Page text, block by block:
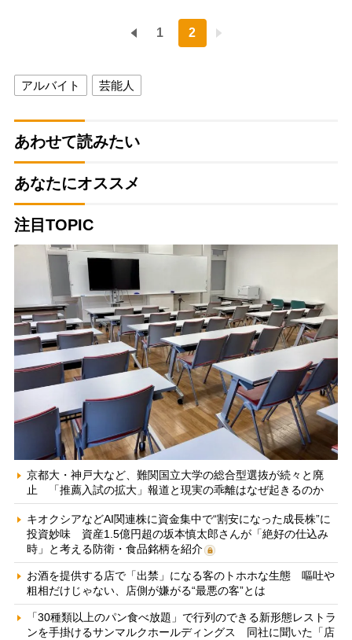
1 2
アルバイト 芸能人
あわせて読みたい
あなたにオススメ
注目TOPIC
京都大・神戸大など、難関国立大学の総合型選抜が続々と廃
止 「推薦入試の拡大」報道と現実の乖離はなぜ起きるのか
キオクシアなどAI関連株に資金集中で“割安になった成長株”に
投資妙味 資産1.5億円超の坂本慎太郎さんが「絶好の仕込み
時」と考える防衛・食品銘柄を紹介
お酒を提供する店で「出禁」になる客のトホホな生態 嘔吐や
粗相だけじゃない、店側が嫌がる“最悪の客”とは
「30種類以上のパン食べ放題」で行列のできる新形態レストラ
ンを手掛けるサンマルクホールディングス 同社に聞いた「店